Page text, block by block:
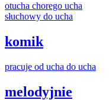
otucha chorego ucha
słuchowy do ucha
komik
pracuje od ucha do ucha
melodyjnie